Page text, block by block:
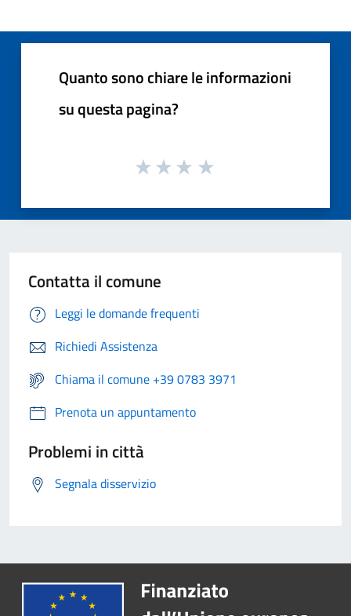
Quanto sono chiare le informazioni
su questa pagina?
Contatta il comune
Leggi le domande frequenti
Richiedi Assistenza
Chiama il comune +39 0783 3971
Prenota un appuntamento
Problemi in città
Segnala disservizio